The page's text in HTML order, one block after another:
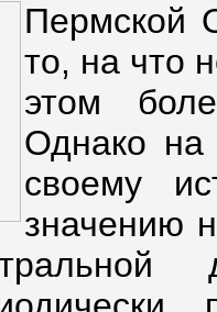
Пермской
то, на что
этом
Однако на
своему
значению